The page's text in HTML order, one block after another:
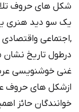
شکل های حروف
یک سو دید هنری
,اجتماعی
درطول تاریخ نشان
غنی خوشنویسی
ازشکل های حروف
خوانندگان حائز